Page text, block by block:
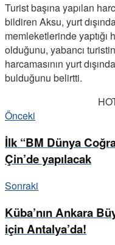
Turist başına yapılan
bildiren Aksu, yurt
memleketlerinde yaptığı
olduğunu, yabancı
harcamasının yurt
bulduğunu belirtti.
Önceki
İlk “BM Dünya
Çin’de yapılacak
Sonraki
Küba’nın Ankara
için Antalya’da!